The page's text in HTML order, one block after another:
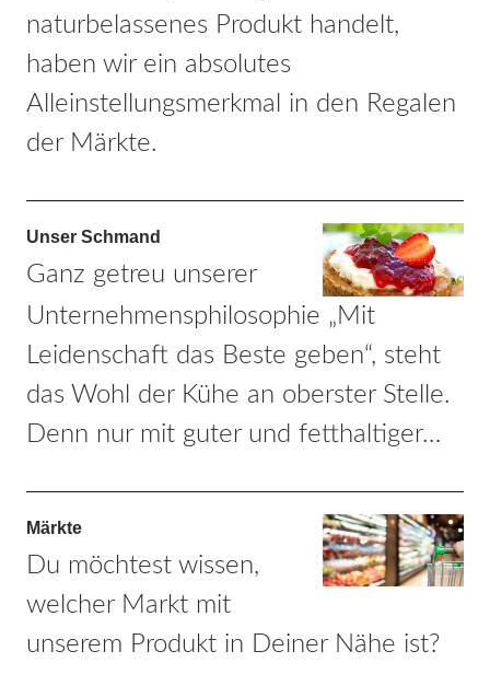
naturbelassenes Produkt handelt,
haben wir ein absolutes
Alleinstellungsmerkmal in den Regalen
der Märkte.
Unser Schmand
Ganz getreu unserer
Unternehmensphilosophie „Mit
Leidenschaft das Beste geben“, steht
das Wohl der Kühe an oberster Stelle.
Denn nur mit guter und fetthaltiger…
Märkte
Du möchtest wissen,
welcher Markt mit
unserem Produkt in Deiner Nähe ist?